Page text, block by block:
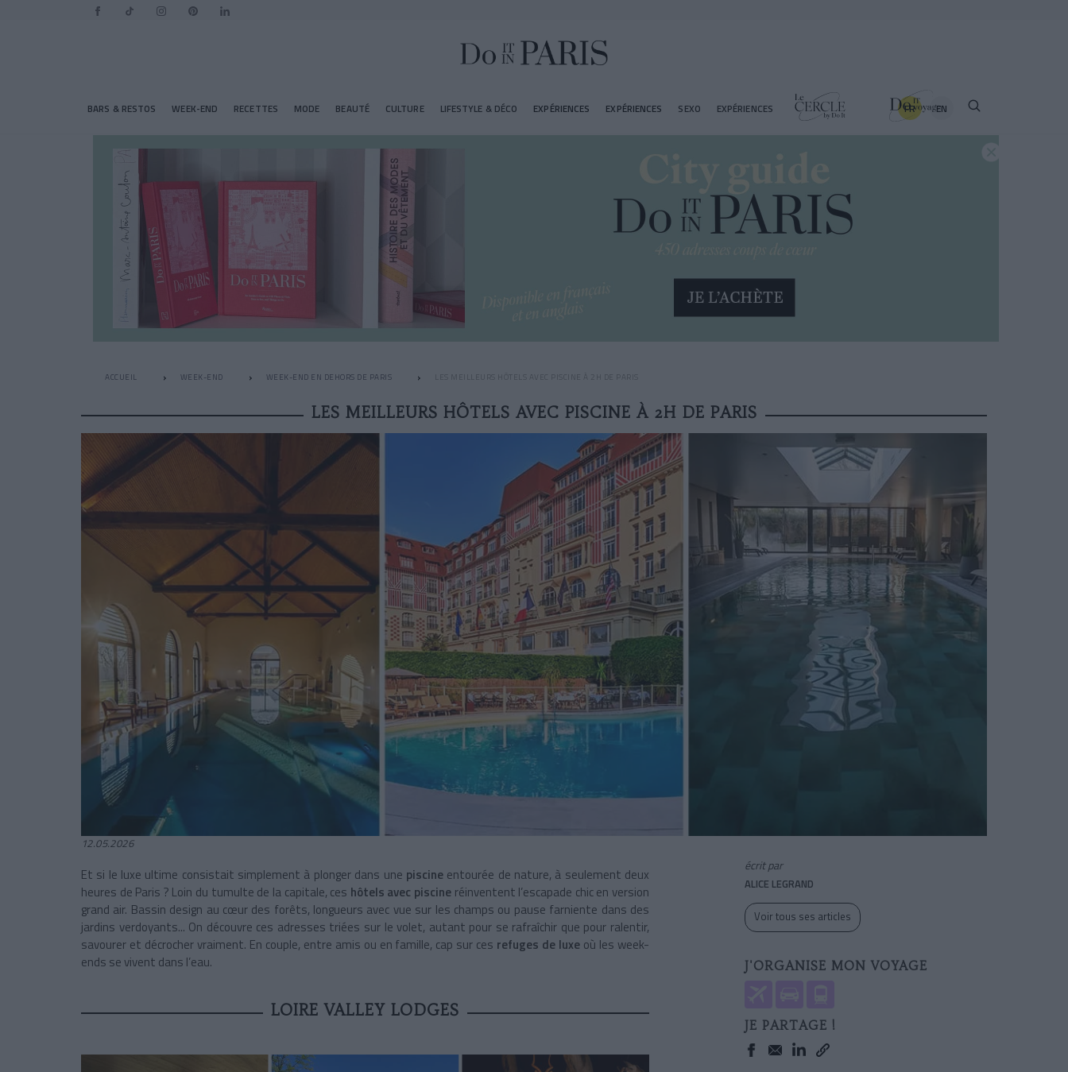
BARS & RESTOS WEEK-END RECETTES MODE BEAUTÉ CULTURE LIFESTYLE & DÉCO EXPÉRIENCES EXPÉRIENCES SEXO EXPÉRIENCES FR EN
ACCUEIL WEEK-END WEEK-END EN DEHORS DE PARIS LES MEILLEURS HÔTELS AVEC PISCINE À 2H DE PARIS
LES MEILLEURS HÔTELS AVEC PISCINE À 2H DE PARIS
12.05.2026
Et si le luxe ultime consistait simplement à plonger dans une piscine entourée de nature, à seulement deux
heures de Paris ? Loin du tumulte de la capitale, ces hôtels avec piscine réinventent l’escapade chic en version
grand air. Bassin design au cœur des forêts, longueurs avec vue sur les champs ou pause farniente dans des
jardins verdoyants... On découvre ces adresses triées sur le volet, autant pour se rafraîchir que pour ralentir,
savourer et décrocher vraiment. En couple, entre amis ou en famille, cap sur ces refuges de luxe où les week-
ends se vivent dans l’eau.
LOIRE VALLEY LODGES
écrit par
ALICE LEGRAND
Voir tous ses articles
J'ORGANISE MON VOYAGE
JE PARTAGE !